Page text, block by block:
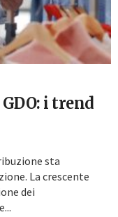
i trend
sta
La crescente
dei